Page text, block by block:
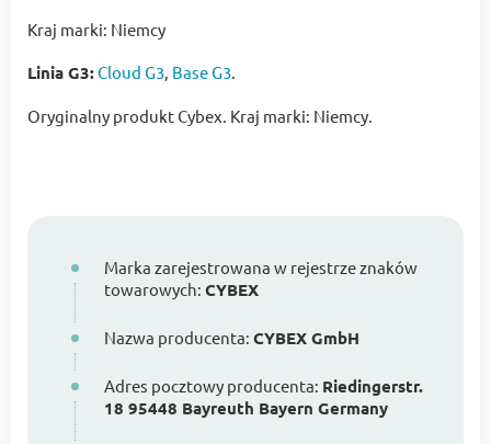
Kraj marki: Niemcy
Linia G3:Cloud G3, Base G3.
Oryginalny produkt Cybex. Kraj marki: Niemcy.
Marka zarejestrowana w rejestrze znaków
towarowych: CYBEX
Nazwa producenta: CYBEX GmbH
Adres pocztowy producenta: Riedingerstr.
18 95448 Bayreuth Bayern Germany